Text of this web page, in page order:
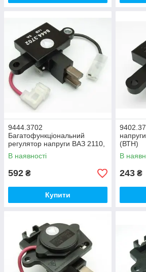
9444.3702
Багатофункціональний
регулятор напруги ВАЗ 2110,
ВАЗ 2111, ВАЗ 2112 (ВТН)
В наявності
592 ₴
Купити
(ВТН)
В
243 ₴